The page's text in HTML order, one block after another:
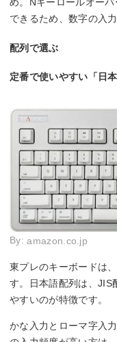
め。Nキーロールオー
できるため、数字の入
配列で選ぶ
定番で使いやすい「日本
By:amazon.co.jp
東プレのキーボードは
す。日本語配列は、JIS
やすいのが特徴です。
かな入力とローマ字入